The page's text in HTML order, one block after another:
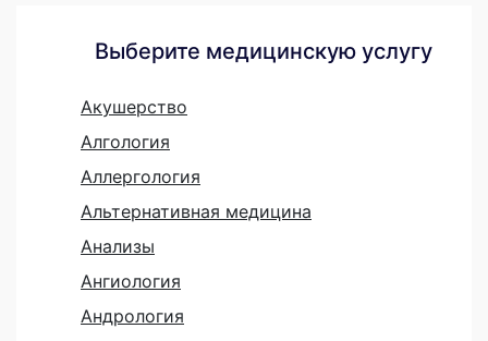
Выберите медицинскую услугу
Акушерство
Алгология
Аллергология
Альтернативная медицина
Анализы
Ангиология
Андрология